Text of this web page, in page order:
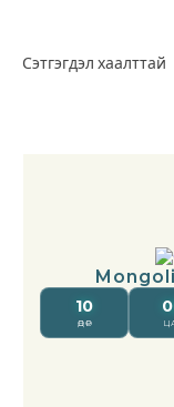
Сэтгэгдэл хаалттай